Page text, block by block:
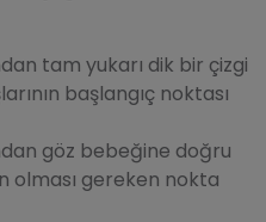
tam yukarı dik bir çizgi
başlangıç noktası
göz bebeğine doğru
olması gereken nokta